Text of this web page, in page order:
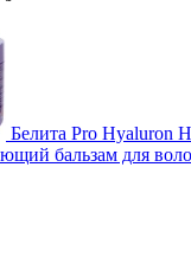
Белита Pro Hyaluron
бальзам для